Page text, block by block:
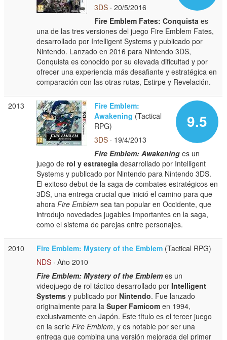
3DS · 20/5/2016
Fire Emblem Fates: Conquista es
una de las tres versiones del juego Fire Emblem Fates,
desarrollado por Intelligent Systems y publicado por
Nintendo. Lanzado en 2016 para Nintendo 3DS,
Conquista es conocido por su elevada dificultad y por
ofrecer una experiencia más desafiante y estratégica en
comparación con las otras rutas, Estirpe y Revelación.
2013
9.5
Fire Emblem:
Awakening (Tactical
RPG)
3DS · 19/4/2013
Fire Emblem: Awakening es un
juego derol y estrategia desarrollado por Intelligent
Systems y publicado por Nintendo para Nintendo 3DS.
El exitoso debut de la saga de combates estratégicos en
3DS, una entrega crucial que inició el camino para que
ahoraFire Emblem sea tan popular en Occidente, que
introdujo novedades jugables importantes en la saga,
como el sistema de parejas entre personajes.
2010 Fire Emblem: Mystery of the Emblem (Tactical RPG)
NDS · Año 2010
Fire Emblem: Mystery of the Emblemes un
videojuego de rol táctico desarrollado porIntelligent
Systems y publicado por Nintendo. Fue lanzado
originalmente para laSuper Famicom en 1994,
exclusivamente en Japón. Este título es el tercer juego
en la serieFire Emblem, y es notable por ser una
entrega que combina una versión mejorada del primer